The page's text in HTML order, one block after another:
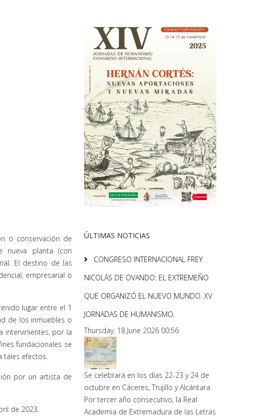
o conservación de
nueva planta (con
El destino de las
empresarial o
lugar entre el 1
de los inmuebles o
intervinientes, por la
fundacionales se
tales efectos.
por un artista de
de 2023.
ÚLTIMAS NOTICIAS
CONGRESO INTERNACIONAL FREY
NICOLÁS DE OVANDO: EL EXTREMEÑO
QUE ORGANIZÓ EL NUEVO MUNDO. XV
JORNADAS DE HUMANISMO.
Thursday, 18 June 2026 00:56
Se celebrará en los días 22-23 y 24 de
octubre en Cáceres, Trujillo y Alcántara.
Por tercer año consecutivo, la Real
Academia de Extremadura de las Letras